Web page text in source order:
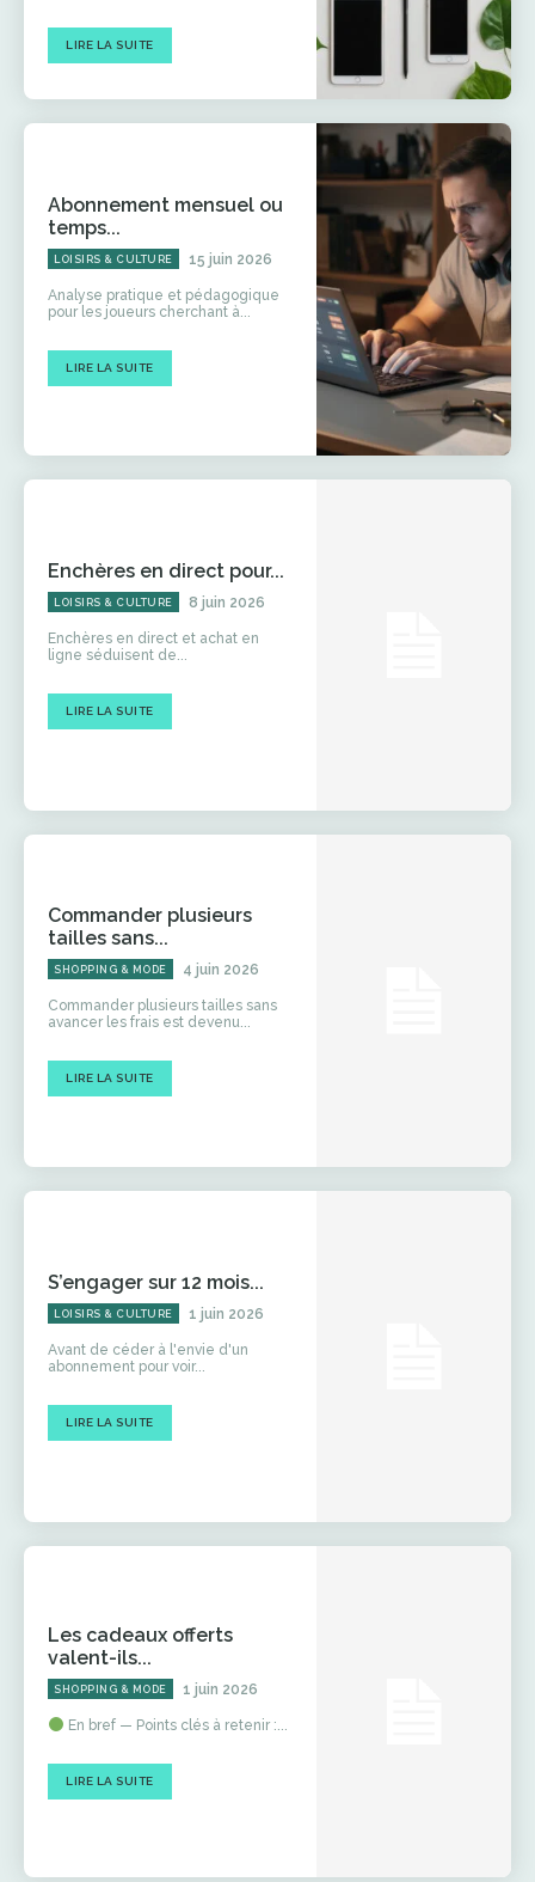
LIRE LA SUITE
Abonnement mensuel ou
temps...
LOISIRS & CULTURE 15 juin 2026
Analyse pratique et pédagogique
pour les joueurs cherchant à...
LIRE LA SUITE
Enchères en direct pour...
LOISIRS & CULTURE 8 juin 2026
Enchères en direct et achat en
ligne séduisent de...
LIRE LA SUITE
Commander plusieurs
tailles sans...
SHOPPING & MODE 4 juin 2026
Commander plusieurs tailles sans
avancer les frais est devenu...
LIRE LA SUITE
S’engager sur 12 mois...
LOISIRS & CULTURE 1 juin 2026
Avant de céder à l'envie d'un
abonnement pour voir...
LIRE LA SUITE
Les cadeaux offerts
valent-ils...
SHOPPING & MODE 1 juin 2026
En bref — Points clés à retenir :...
LIRE LA SUITE